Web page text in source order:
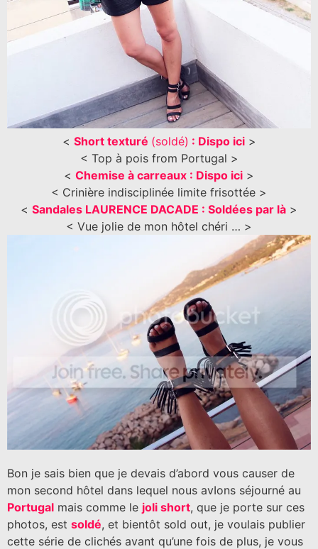
< Short texturé (soldé) : Dispo ici>
< Top à pois from Portugal >
< Chemise à carreaux : Dispo ici >
< Crinière indisciplinée limite frisottée >
< Sandales LAURENCE DACADE : Soldées par là >
< Vue jolie de mon hôtel chéri … >
Bon je sais bien que je devais d’abord vous causer de
mon second hôtel dans lequel nous avIons séjourné au
Portugal mais comme le joli short, que je porte sur ces
photos, est soldé, et bientôt sold out, je voulais publier
cette série de clichés avant qu’une fois de plus, je vous